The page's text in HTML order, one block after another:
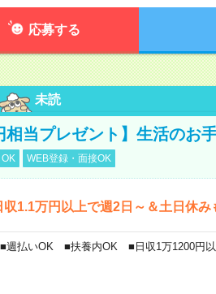
応募する
未読
当プレゼント】生活のお
WEB登録・面接OK
1.1万円以上で週2日～＆土日休み
週払いOK ■扶養内OK ■日収1万1200円